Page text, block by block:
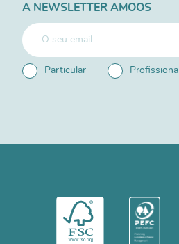
A NEWSLETTER AMOOS
Particular Profissional